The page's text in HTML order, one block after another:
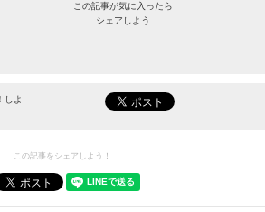
この記事が気に入ったら
シェアしよう
最新情報をお届けします。
しよ
この記事をシェアしよう！